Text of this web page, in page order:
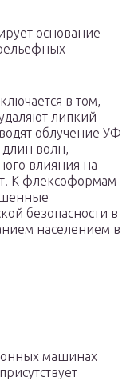
основание
в том,
липкий
облучение УФ
длин волн,
влияния на
К флексоформам
безопасности в
населением в
машинах